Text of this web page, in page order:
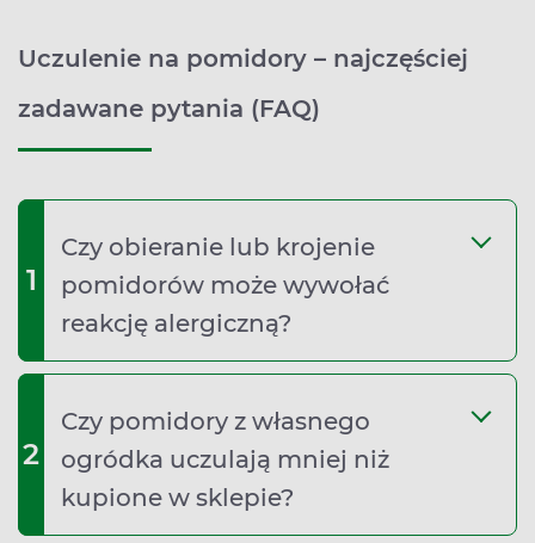
Uczulenie na pomidory – najczęściej
zadawane pytania (FAQ)
1
Czy obieranie lub krojenie
pomidorów może wywołać
reakcję alergiczną?
2
Czy pomidory z własnego
ogródka uczulają mniej niż
kupione w sklepie?